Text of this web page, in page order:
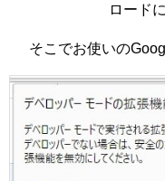
ロード
そこでお使いの